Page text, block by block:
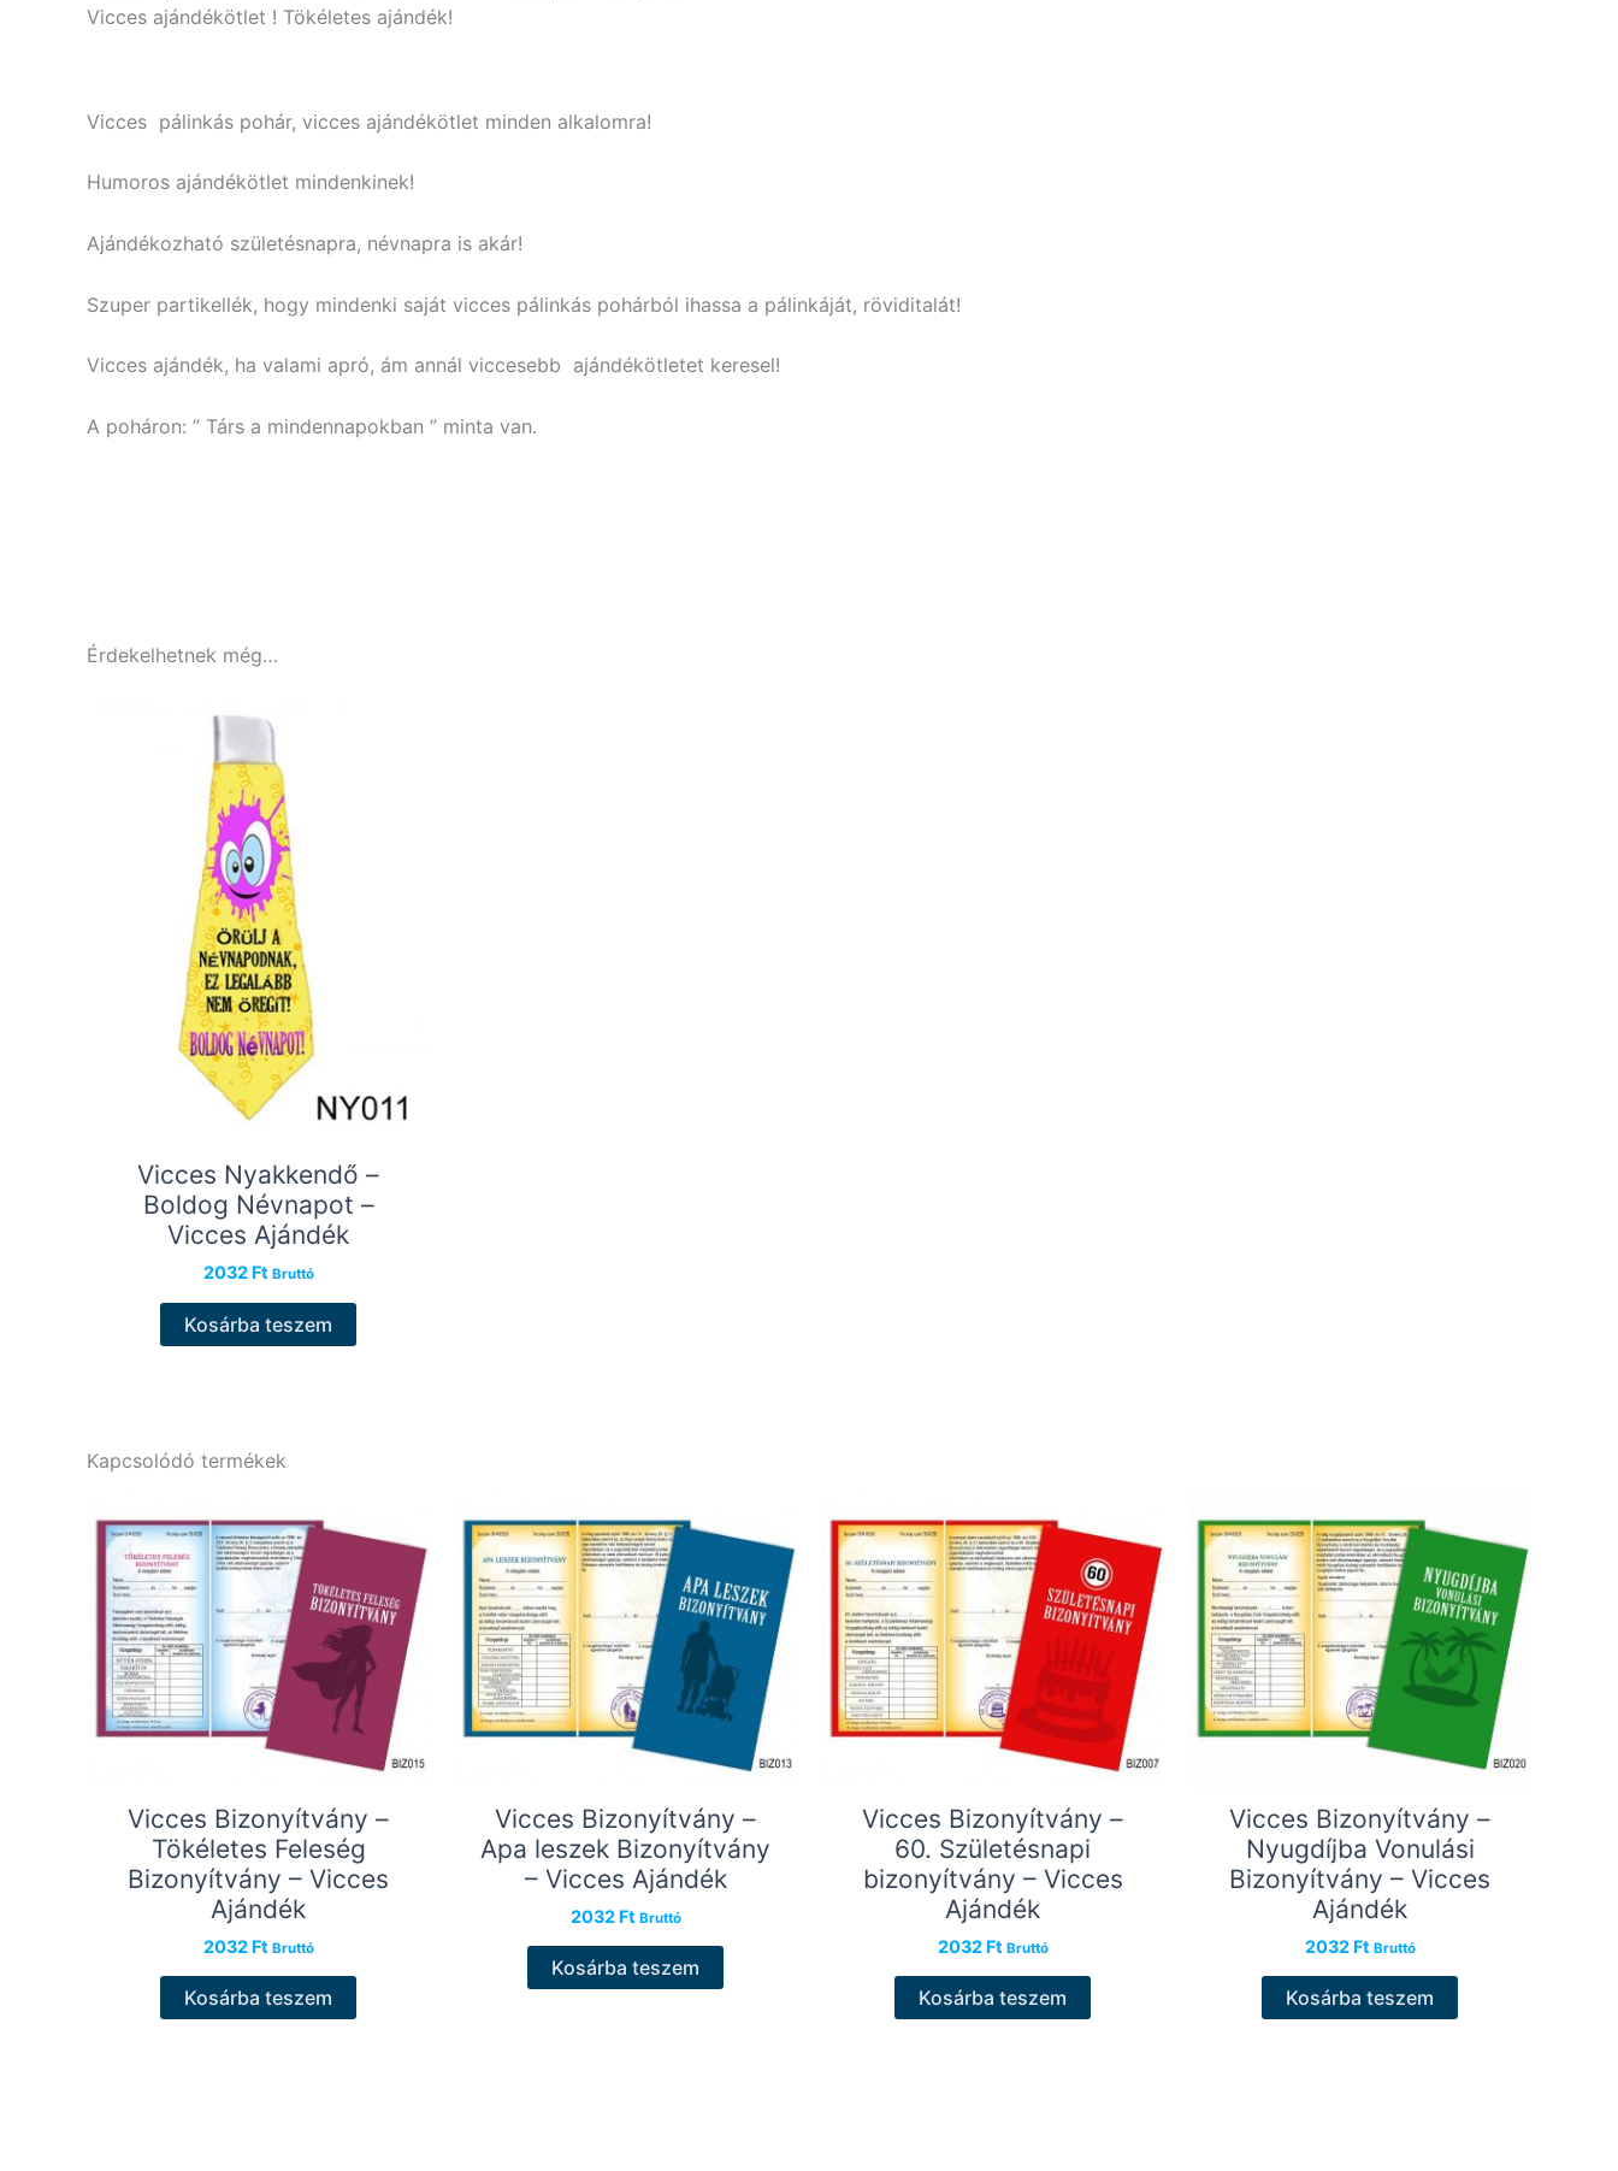
Vicces ajándékötlet ! Tökéletes ajándék!
Vicces pálinkás pohár, vicces ajándékötlet minden alkalomra!
Humoros ajándékötlet mindenkinek!
Ajándékozható születésnapra, névnapra is akár!
Szuper partikellék, hogy mindenki saját vicces pálinkás pohárból ihassa a pálinkáját, röviditalát!
Vicces ajándék, ha valami apró, ám annál viccesebb ajándékötletet keresel!
A poháron: ” Társ a mindennapokban ” minta van.
Érdekelhetnek még…
Vicces Nyakkendő –
Boldog Névnapot –
Vicces Ajándék
2032 Ft Bruttó
Kosárba teszem
Kapcsolódó termékek
Vicces Bizonyítvány –
Tökéletes Feleség
Bizonyítvány – Vicces
Ajándék
2032 Ft Bruttó
Kosárba teszem
Vicces Bizonyítvány –
Apa leszek Bizonyítvány
– Vicces Ajándék
2032 Ft Bruttó
Kosárba teszem
Vicces Bizonyítvány –
60. Születésnapi
bizonyítvány – Vicces
Ajándék
2032 Ft Bruttó
Kosárba teszem
Vicces Bizonyítvány –
Nyugdíjba Vonulási
Bizonyítvány – Vicces
Ajándék
2032 Ft Bruttó
Kosárba teszem